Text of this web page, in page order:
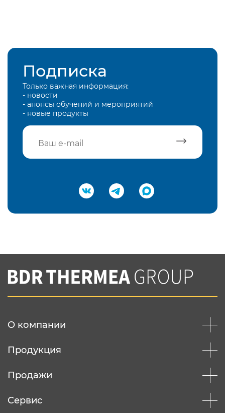
Подписка
Только важная информация:
- новости
- анонсы обучений и мероприятий
- новые продукты
Подтвердить e-mail
Вы соглашаетесь с нашей политикой
конфеденциальности
О компании
Продукция
Продажи
Сервис